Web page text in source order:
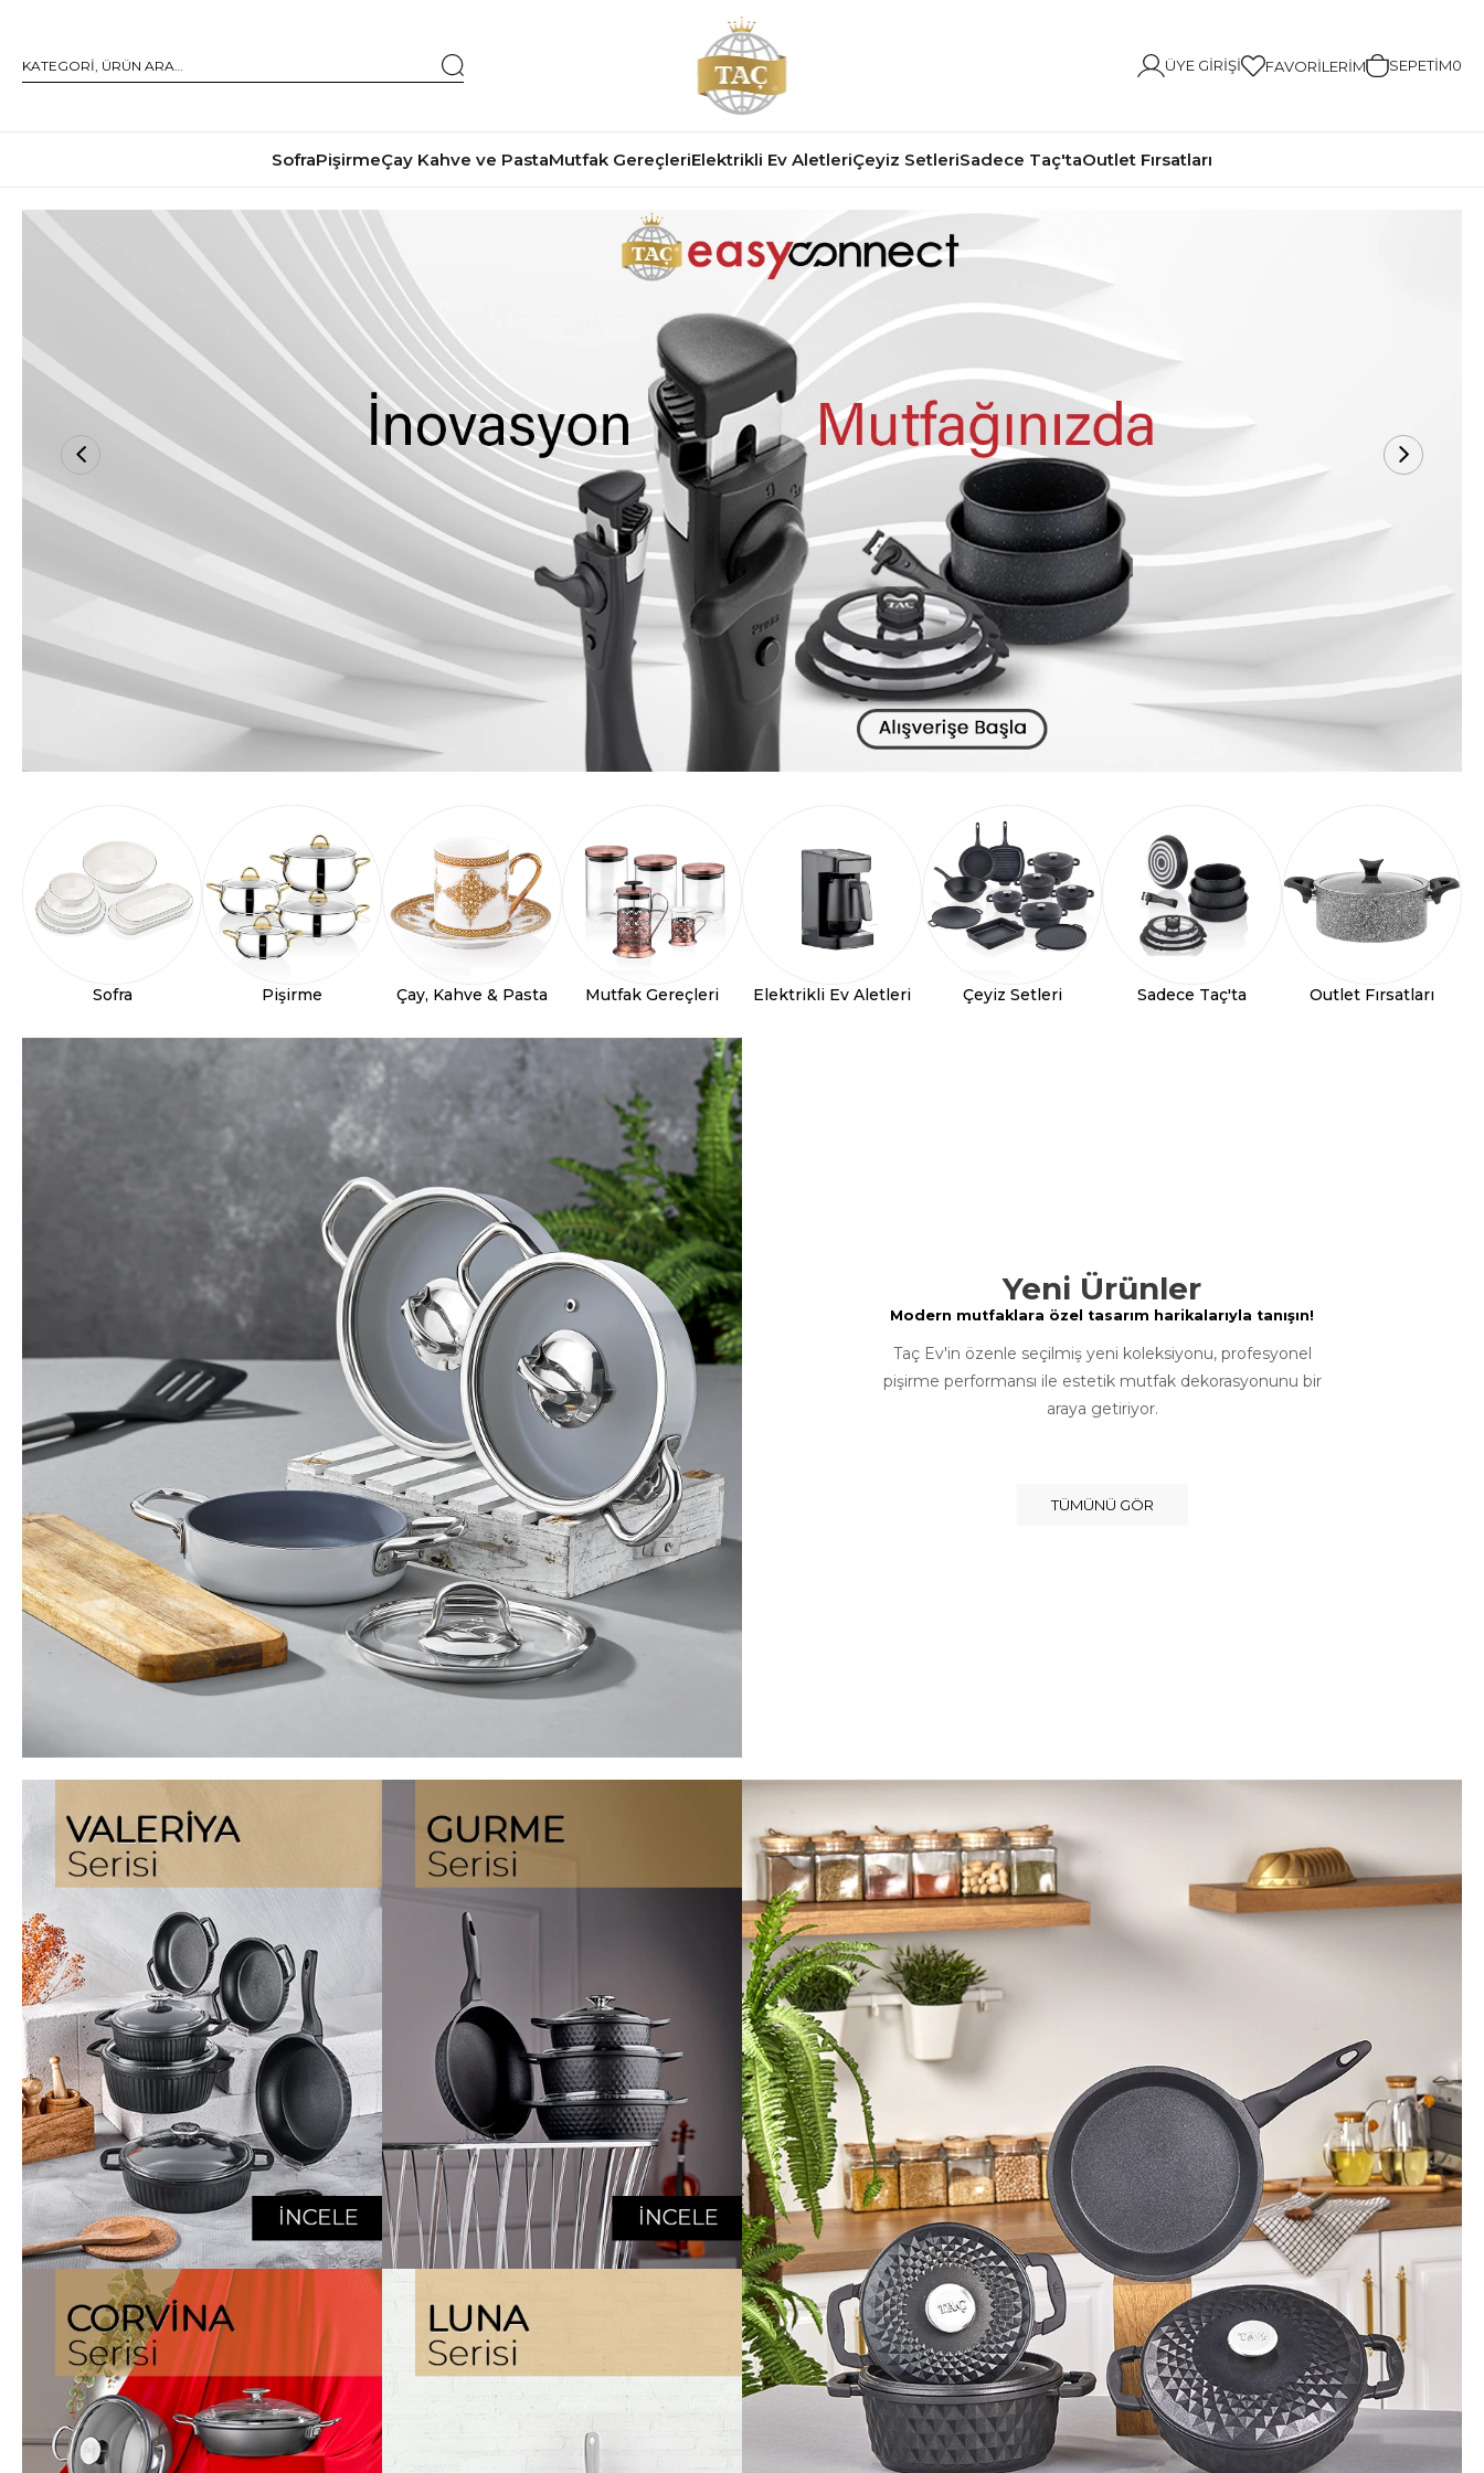
ÜYE GIRIŞI FAVORILERIM SEPETIM0
SofraPişirmeÇay Kahve ve PastaMutfak GereçleriElektrikli Ev AletleriÇeyiz SetleriSadece Taç'taOutlet Fırsatları
Sofra Pişirme Çay, Kahve & Pasta Mutfak Gereçleri Elektrikli Ev Aletleri Çeyiz Setleri Sadece Taç'ta Outlet Fırsatları
Yeni Ürünler
Modern mutfaklara özel tasarım harikalarıyla tanışın!
Taç Ev'in özenle seçilmiş yeni koleksiyonu, profesyonel
pişirme performansı ile estetik mutfak dekorasyonunu bir
araya getiriyor.
TÜMÜNÜ GÖR